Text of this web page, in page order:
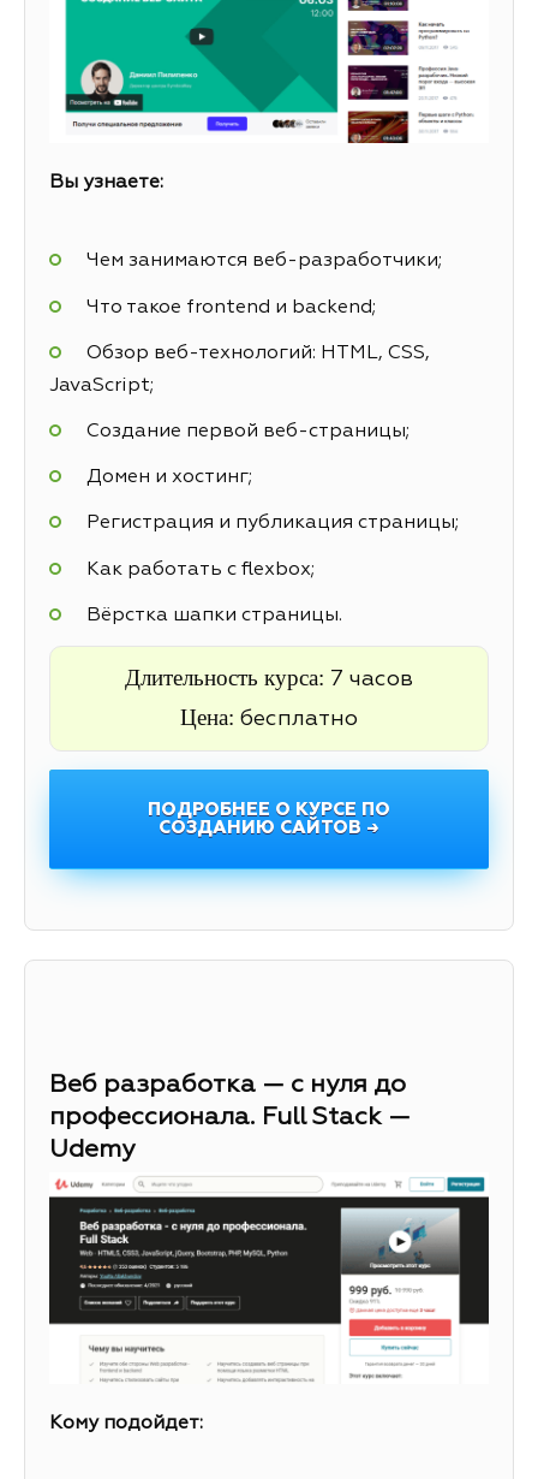
Вы узнаете:
Чем занимаются веб-разработчики;
Что такое frontend и backend;
Обзор веб-технологий: HTML, CSS,
JavaScript;
Создание первой веб-страницы;
Домен и хостинг;
Регистрация и публикация страницы;
Как работать с flexbox;
Вёрстка шапки страницы.
Длительность курса: 7 часов
Цена: бесплатно
ПОДРОБНЕЕ О КУРСЕ ПО
СОЗДАНИЮ САЙТОВ →
Веб разработка — с нуля до
профессионала. Full Stack —
Udemy
Кому подойдет: